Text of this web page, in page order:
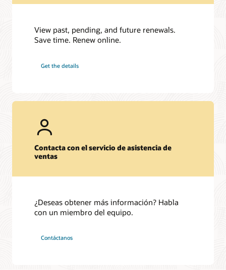
View past, pending, and future renewals.
Save time. Renew online.
Get the details
Contacta con el servicio de asistencia de
ventas
¿Deseas obtener más información? Habla
con un miembro del equipo.
Contáctanos